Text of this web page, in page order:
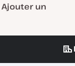
Ajouter un